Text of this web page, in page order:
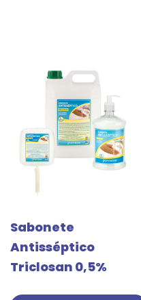
Sabonete
Antisséptico
Triclosan 0,5%